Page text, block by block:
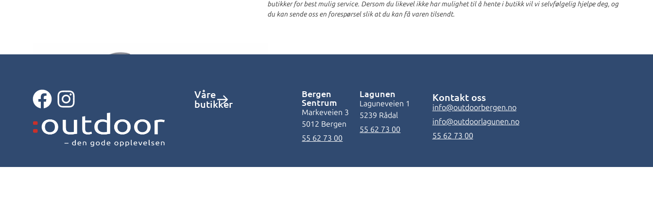
butikker for best mulig service. Dersom du likevel ikke har mulighet til å hente i butikk vil vi selvfølgelig hjelpe deg, og
du kan sende oss en forespørsel slik at du kan få varen tilsendt.
Våre
butikker
Bergen
Sentrum
Markeveien 3
5012 Bergen
55 62 73 00
Lagunen
Laguneveien 1
5239 Rådal
55 62 73 00
Kontakt oss
info@outdoorbergen.no
info@outdoorlagunen.no
55 62 73 00